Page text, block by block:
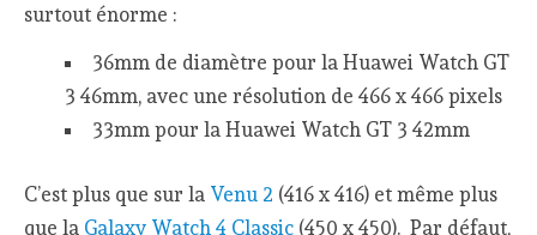
surtout énorme :
36mm de diamètre pour la Huawei Watch GT
3 46mm, avec une résolution de 466 x 466 pixels
33mm pour la Huawei Watch GT 3 42mm
C’est plus que sur la Venu 2 (416 x 416) et même plus
que la Galaxy Watch 4 Classic (450 x 450). Par défaut,